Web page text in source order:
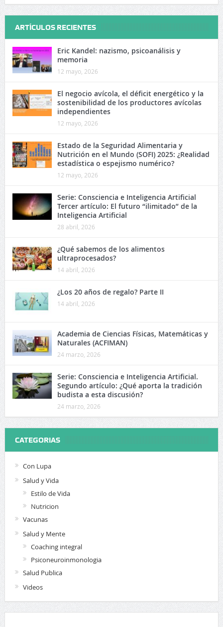
ARTÍCULOS RECIENTES
Eric Kandel: nazismo, psicoanálisis y
memoria
12 mayo, 2026
El negocio avícola, el déficit energético y la
sostenibilidad de los productores avícolas
independientes
12 mayo, 2026
Estado de la Seguridad Alimentaria y
Nutrición en el Mundo (SOFI) 2025: ¿Realidad
estadística o espejismo numérico?
12 mayo, 2026
Serie: Consciencia e Inteligencia Artificial
Tercer artículo: El futuro “ilimitado” de la
Inteligencia Artificial
28 abril, 2026
¿Qué sabemos de los alimentos
ultraprocesados?
14 abril, 2026
¿Los 20 años de regalo? Parte II
14 abril, 2026
Academia de Ciencias Físicas, Matemáticas y
Naturales (ACFIMAN)
24 marzo, 2026
Serie: Consciencia e Inteligencia Artificial.
Segundo artículo: ¿Qué aporta la tradición
budista a esta discusión?
24 marzo, 2026
CATEGORIAS
Con Lupa
Salud y Vida
Estilo de Vida
Nutricion
Vacunas
Salud y Mente
Coaching integral
Psiconeuroinmonologia
Salud Publica
Videos